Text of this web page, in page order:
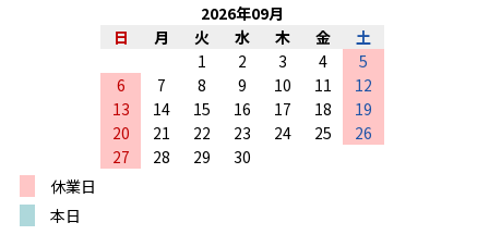
2026年09月
日
月 火 水 木 金
土
1
2 3 4
5
6
7 8 9 10 11
12
13
14 15 16 17 18
19
20
21 22 23 24 25
26
27
28 29
30
休業日
本日